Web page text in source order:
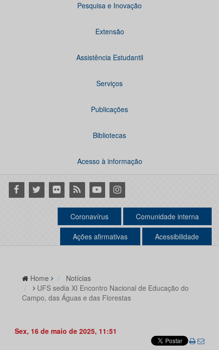
Pesquisa e Inovação
Extensão
Assistência Estudantil
Serviços
Publicações
Bibliotecas
Acesso à informação
Facebook
Twitter Flickr RSS YoutubeInstagram
Coronavírus Comunidade interna
Ações afirmativas Acessibilidade
Home
Notícias
UFS sedia XI Encontro Nacional de Educação do
Campo, das Águas e das Florestas
Sex, 16 de maio de 2025, 11:51